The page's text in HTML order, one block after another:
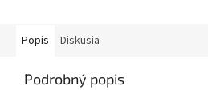
Popis Diskusia
Podrobný popis